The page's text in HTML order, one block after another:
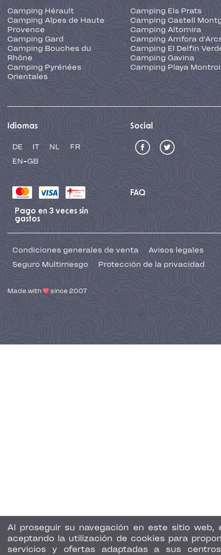
Al proseguir su navegación en este sitio web,
aceptando la utilización de cookies para
servicios y ofertas adaptadas a sus
Camping Hérault
Camping Alpes de Haute
Provence
Camping Gard
Camping Bouches du
Rhône
Camping Pyrénées
Orientales
Camping Els Prats
Camping Castell
Camping Altomira
Camping Amfora
Camping El Delfin
Camping Gavina
Camping Playa
Idiomas
DE IT NL
FR
EN-GB
Social
FAQ
Pago en 3 veces sin
gastos
Condiciones generales de venta
Avisos legales
Seguro Multirriesgo
Protección de la privacidad
Made with since 2007